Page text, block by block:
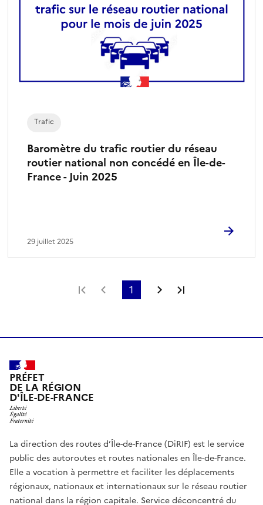
Baromètre du trafic routier du réseau
routier national non concédé en Île-de-
France - Juin 2025
Trafic
29 juillet 2025
Première page
Page précédente
1 Page suivante
PRÉFET
DE LA RÉGION
D'ÎLE-DE-FRANCE
La direction des routes d’Île-de-France (DiRIF) est le service
public des autoroutes et routes nationales en Île-de-France.
Elle a vocation à permettre et faciliter les déplacements
régionaux, nationaux et internationaux sur le réseau routier
national dans la région capitale. Service déconcentré du